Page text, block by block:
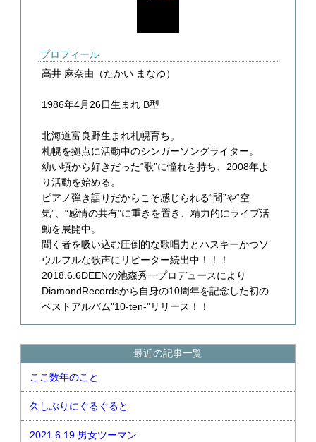
プロフィール
高井 麻奈由（たかい まなゆ）
1986年4月26日生まれ B型
北海道富良野生まれ札幌育ち。
札幌を拠点に活動中のシンガーソングライター。
幼い頃から好きだった“歌”に憧れを持ち、2008年よ
り活動を始める。
ピアノ弾き語りだからこそ感じられる“間”や“空
気”、“感情の共有”に重きを置き、精力的にライブ活
動を展開中。
聞く者を吸い込む圧倒的な歌唱力とハスキーかつソ
ウルフルな歌声にリピーター続出中！！！
2018.6.6DEENの池森秀一プロデュースにより
DiamondRecordsから自身の10周年を記念した初の
ベストアルバム"10-ten-"リリース！！
最近の記事一覧
ここ数年のこと
久しぶりにぐるぐると
2021.6.19 男女ツーマン